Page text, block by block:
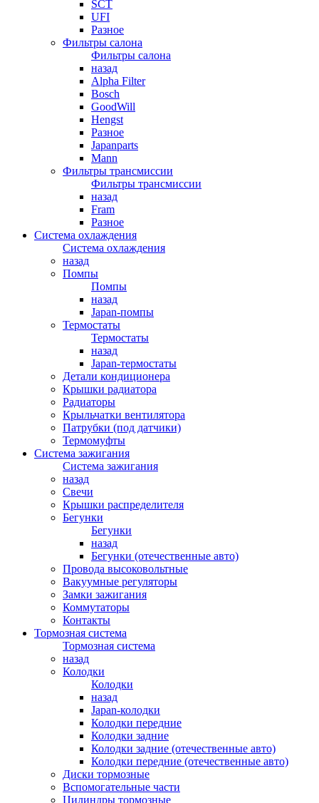
SCT
UFI
Разное
Фильтры салона
Фильтры салона
назад
Alpha Filter
Bosch
GoodWill
Hengst
Разное
Japanparts
Mann
Фильтры трансмиссии
Фильтры трансмиссии
назад
Fram
Разное
Система охлаждения
Система охлаждения
назад
Помпы
Помпы
назад
Japan-помпы
Термостаты
Термостаты
назад
Japan-термостаты
Детали кондиционера
Крышки радиатора
Радиаторы
Крыльчатки вентилятора
Патрубки (под датчики)
Термомуфты
Система зажигания
Система зажигания
назад
Свечи
Крышки распределителя
Бегунки
Бегунки
назад
Бегунки (отечественные авто)
Провода высоковольтные
Вакуумные регуляторы
Замки зажигания
Коммутаторы
Контакты
Тормозная система
Тормозная система
назад
Колодки
Колодки
назад
Japan-колодки
Колодки передние
Колодки задние
Колодки задние (отечественные авто)
Колодки передние (отечественные авто)
Диски тормозные
Вспомогательные части
Цилиндры тормозные